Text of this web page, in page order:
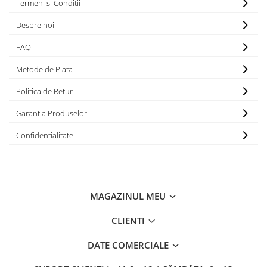
APLICE MODERNE
PLAFONIERE MODERNE
VEIOZE MODERNE
LAMPADARE MODERNE
PLAFONIERE CU LED
MINI SPOTURI MAGNETICE &
ACCESORII & CABLU VINTAGE
Termeni si Conditii
Despre noi
FAQ
Metode de Plata
Politica de Retur
Garantia Produselor
Confidentialitate
MAGAZINUL MEU
CLIENTI
DATE COMERCIALE